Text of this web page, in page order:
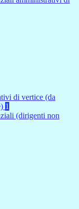
di vertice (da
1
(dirigenti non